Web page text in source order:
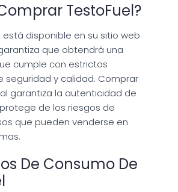
TestoFuel?
está disponible en su sitio web
que obtendrá una
cumple con estrictos
seguridad y calidad. Comprar
garantiza la autenticidad de
de los riesgos de
que pueden venderse en
De Consumo De